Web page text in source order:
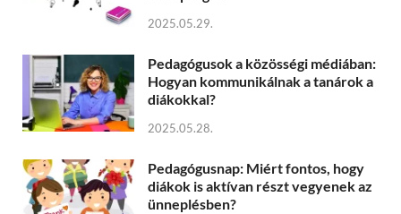
2025.05.29.
Pedagógusok a közösségi médiában:
Hogyan kommunikálnak a tanárok a
diákokkal?
2025.05.28.
Pedagógusnap: Miért fontos, hogy
diákok is aktívan részt vegyenek az
ünneplésben?